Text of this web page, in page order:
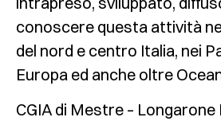
conoscere questa attività
del nord e centro Italia, nei
Europa ed anche oltre
CGIA di Mestre – Longarone